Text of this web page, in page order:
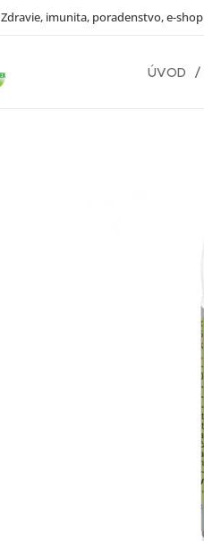
Zdravie, imunita, poradenstvo, e-shop
ÚVOD